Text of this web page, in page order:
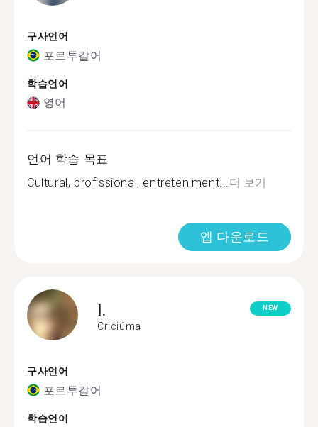
구사언어
포르투갈어
학습언어
영어
언어 학습 목표
Cultural, profissional, entreteniment...더 보기
앱 다운로드
I.
Criciúma
NEW
구사언어
포르투갈어
학습언어